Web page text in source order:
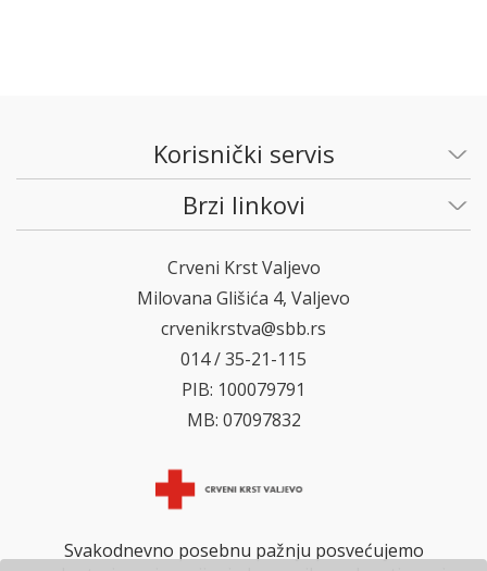
Korisnički servis
Brzi linkovi
Crveni Krst Valjevo
Milovana Glišića 4, Valjevo
crvenikrstva@sbb.rs
014 / 35-21-115
PIB: 100079791
MB: 07097832
Svakodnevno posebnu pažnju posvećujemo